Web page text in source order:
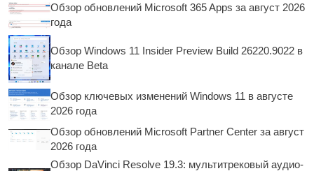
Обзор обновлений Microsoft 365 Apps за август 2026
года
Обзор Windows 11 Insider Preview Build 26220.9022 в
канале Beta
Обзор ключевых изменений Windows 11 в августе
2026 года
Обзор обновлений Microsoft Partner Center за август
2026 года
Обзор DaVinci Resolve 19.3: мультитрековый аудио-